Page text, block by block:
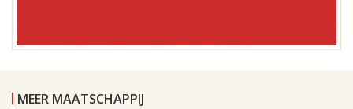
MEER MAATSCHAPPIJ